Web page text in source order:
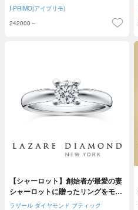
I-PRIMO(アイプリモ)
242000～
【シャーロット】創始者が最愛の妻
シャーロットに贈ったリングをモチ
ーフに
ラザール ダイヤモンド ブティック